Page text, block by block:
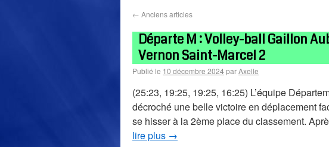
← Anciens articles
Départe M : Volley-ball Gaillon
Vernon Saint-Marcel 2
Publié le 10 décembre 2024parAxelle
(25:23, 19:25, 19:25, 16:25) L’équipe
décroché une belle victoire en déplacement
se hisser à la 2ème place du classement.
lire plus →